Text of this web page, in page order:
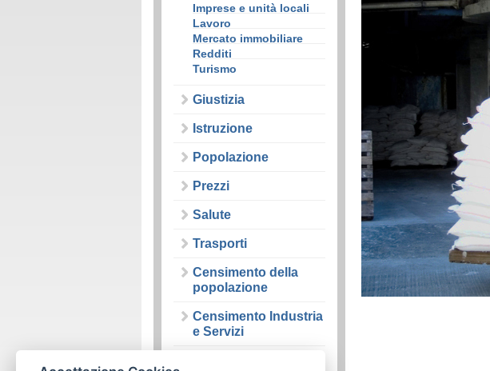
Imprese e unità locali
Lavoro
Mercato immobiliare
Redditi
Turismo
Giustizia
Istruzione
Popolazione
Prezzi
Salute
Trasporti
Censimento della
popolazione
Censimento Industria
e Servizi